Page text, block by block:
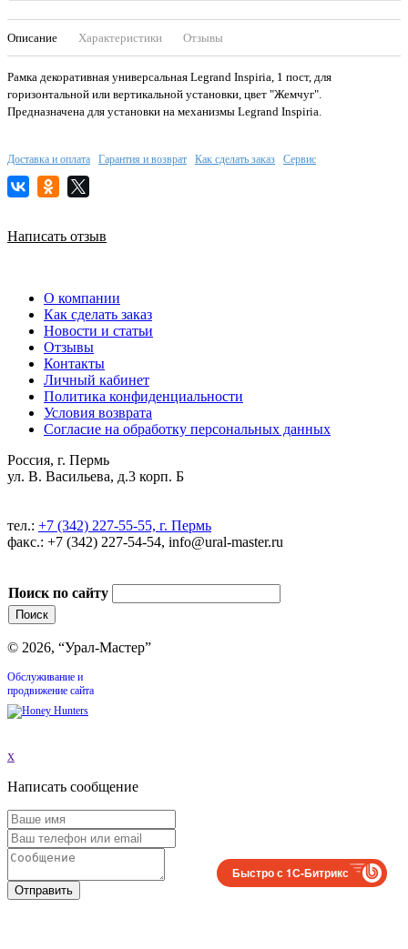
Описание Характеристики Отзывы
Рамка декоративная универсальная Legrand Inspiria, 1 пост, для
горизонтальной или вертикальной установки, цвет "Жемчуг".
Предназначена для установки на механизмы Legrand Inspiria.
Доставка и оплата Гарантия и возврат Как сделать заказ Сервис
Написать отзыв
О компании
Как сделать заказ
Новости и статьи
Отзывы
Контакты
Личный кабинет
Политика конфиденциальности
Условия возврата
Согласие на обработку персональных данных
Россия, г. Пермь
ул. В. Васильева, д.3 корп. Б
тел.: +7 (342) 227-55-55, г. Пермь
факс.: +7 (342) 227-54-54, info@ural-master.ru
Поиск по сайту
© 2026, “Урал-Мастер”
Обслуживание и
продвижение сайта
x
Написать сообщение
Отправить
Быстро с 1С-Битрикс